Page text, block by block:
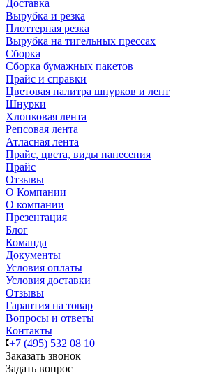
Доставка
Вырубка и резка
Плоттерная резка
Вырубка на тигельных прессах
Сборка
Сборка бумажных пакетов
Прайс и справки
Цветовая палитра шнурков и лент
Шнурки
Хлопковая лента
Репсовая лента
Атласная лента
Прайс, цвета, виды нанесения
Прайс
Отзывы
О Компании
О компании
Презентация
Блог
Команда
Документы
Условия оплаты
Условия доставки
Отзывы
Гарантия на товар
Вопросы и ответы
Контакты
+7 (495) 532 08 10
Заказать звонок
Задать вопрос